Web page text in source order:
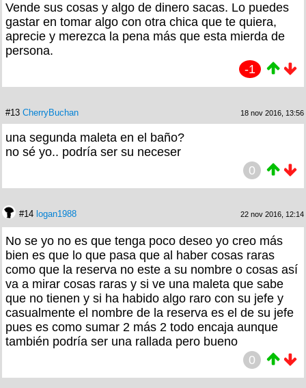
Vende sus cosas y algo de dinero sacas. Lo puedes
gastar en tomar algo con otra chica que te quiera,
aprecie y merezca la pena más que esta mierda de
persona.
-1
#13 CherryBuchan 18 nov 2016, 13:56
una segunda maleta en el baño?
no sé yo.. podría ser su neceser
0
#14 logan1988 22 nov 2016, 12:14
No se yo no es que tenga poco deseo yo creo más
bien es que lo que pasa que al haber cosas raras
como que la reserva no este a su nombre o cosas así
va a mirar cosas raras y si ve una maleta que sabe
que no tienen y si ha habido algo raro con su jefe y
casualmente el nombre de la reserva es el de su jefe
pues es como sumar 2 más 2 todo encaja aunque
también podría ser una rallada pero bueno
0